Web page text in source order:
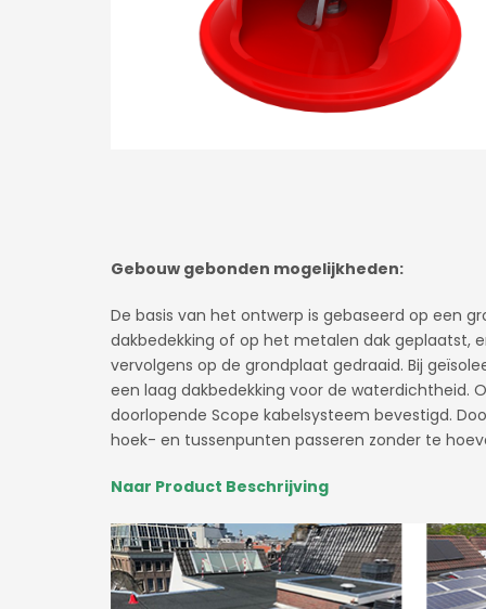
Gebouw gebonden mogelijkheden:
De basis van het ontwerp is gebaseerd op een
dakbedekking of op het metalen dak geplaatst,
vervolgens op de grondplaat gedraaid. Bij
een laag dakbedekking voor de waterdichtheid.
doorlopende Scope kabelsysteem bevestigd.
hoek- en tussenpunten passeren zonder te
Naar Product Beschrijving